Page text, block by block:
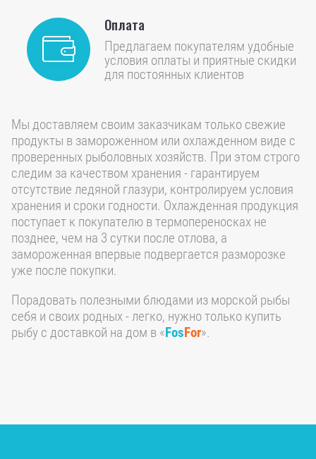
Оплата
Предлагаем покупателям удобные
условия оплаты и приятные скидки
для постоянных клиентов
Мы доставляем своим заказчикам только свежие
продукты в замороженном или охлажденном виде с
проверенных рыболовных хозяйств. При этом строго
следим за качеством хранения - гарантируем
отсутствие ледяной глазури, контролируем условия
хранения и сроки годности. Охлажденная продукция
поступает к покупателю в термопереносках не
позднее, чем на 3 сутки после отлова, а
замороженная впервые подвергается разморозке
уже после покупки.
Порадовать полезными блюдами из морской рыбы
себя и своих родных - легко, нужно только купить
рыбу с доставкой на дом в «FosFor».